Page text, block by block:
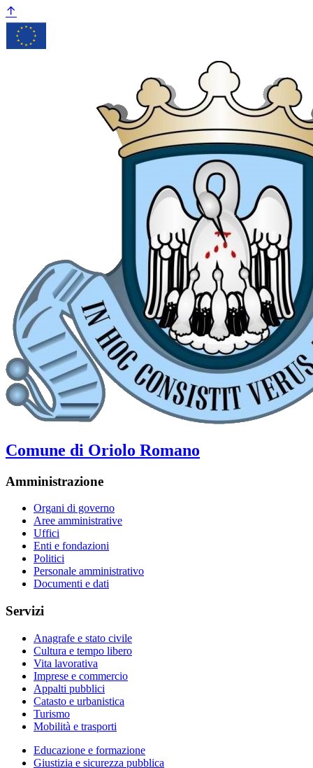
Comune di Oriolo Romano
Amministrazione
Organi di governo
Aree amministrative
Uffici
Enti e fondazioni
Politici
Personale amministrativo
Documenti e dati
Servizi
Anagrafe e stato civile
Cultura e tempo libero
Vita lavorativa
Imprese e commercio
Appalti pubblici
Catasto e urbanistica
Turismo
Mobilità e trasporti
Educazione e formazione
Giustizia e sicurezza pubblica